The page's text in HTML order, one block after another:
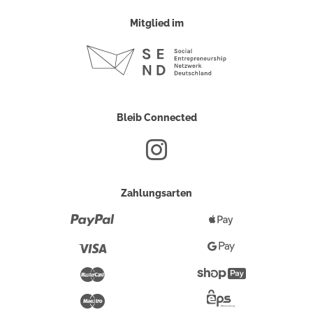
Mitglied im
Bleib Connected
Zahlungsarten
Maestro
Pay
Google
Pay